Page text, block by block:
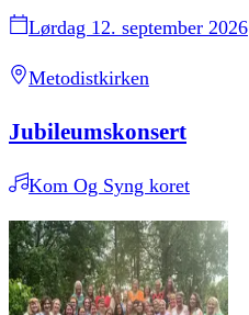
Lørdag 12. september 2026
Metodistkirken
Jubileumskonsert
Kom Og Syng koret